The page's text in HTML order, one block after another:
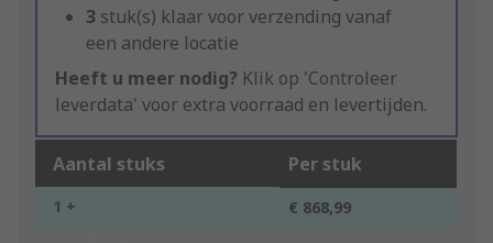
3 stuk(s) klaar voor verzending vanaf
een andere locatie
Heeft u meer nodig? Klik op 'Controleer
leverdata' voor extra voorraad en levertijden.
Aantal stuks Per stuk
1 + € 868,99